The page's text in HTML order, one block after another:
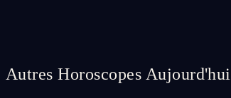
Autres Horoscopes Aujourd'hui